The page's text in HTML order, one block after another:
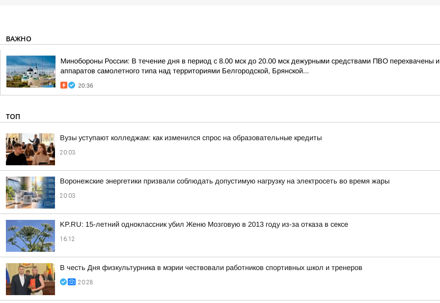
ВАЖНО
Минобороны России: В течение дня в период с 8.00 мск до 20.00 мск дежурными средствами ПВО перехвачены
аппаратов самолетного типа над территориями Белгородской, Брянской...
20:36
ТОП
Вузы уступают колледжам: как изменился спрос на образовательные кредиты
20:03
Воронежские энергетики призвали соблюдать допустимую нагрузку на электросеть во время жары
20:03
KP.RU: 15-летний одноклассник убил Женю Мозговую в 2013 году из-за отказа в сексе
16:12
В честь Дня физкультурника в мэрии чествовали работников спортивных школ и тренеров
20:28